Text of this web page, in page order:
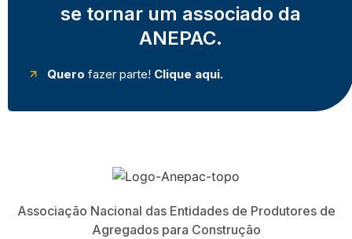
se tornar um associado da
ANEPAC.
Quero fazer parte! Clique aqui.
Associação Nacional das Entidades de Produtores de
Agregados para Construção